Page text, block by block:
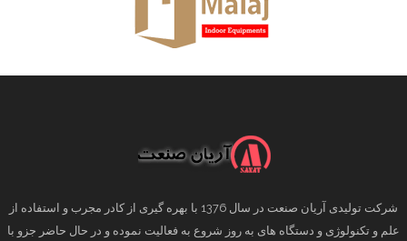
شرکت تولیدی آریان صنعت در سال 1376 با بهره گیری از کادر مجرب و استفاده از
علم و تکنولوژی و دستگاه های به روز شروع به فعالیت نموده و در حال حاضر جزو با